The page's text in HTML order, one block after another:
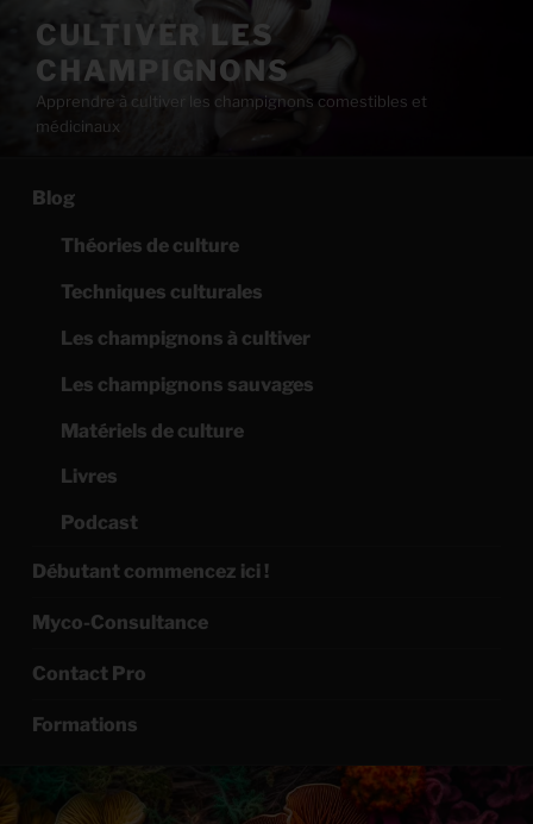
contenu
principal
CULTIVER LES
CHAMPIGNONS
Apprendre à cultiver les champignons comestibles et
médicinaux
Blog
Théories de culture
Techniques culturales
Les champignons à cultiver
Les champignons sauvages
Matériels de culture
Livres
Podcast
Débutant commencez ici !
Myco-Consultance
Contact Pro
Formations